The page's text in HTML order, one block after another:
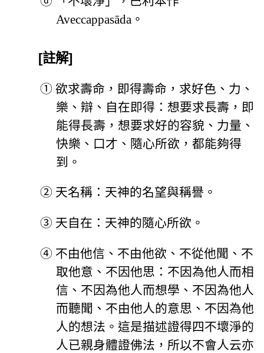
Aveccappasāda。
[註解]
① 欲求壽命，即得壽命，求好色、力、
樂、辯、自在即得：想要求長壽，即
能得長壽，想要求好的容貌、力量、
快樂、口才、隨心所欲，都能夠得
到。
② 天名稱：天神的名望與稱譽。
③ 天自在：天神的隨心所欲。
④ 不由他信、不由他欲、不從他聞、不
取他意、不因他思：不因為他人而相
信、不因為他人而想學、不因為他人
而聽聞、不由他人的意思、不因為他
人的想法。這是描述證得四不壞淨的
人已親身體證佛法，所以不會人云亦